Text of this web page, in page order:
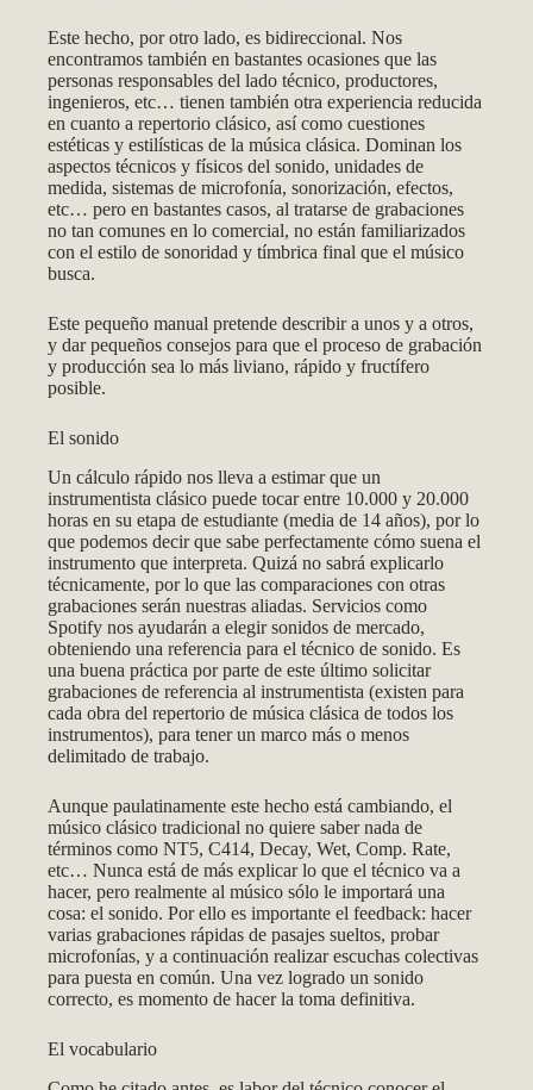
Este hecho, por otro lado, es bidireccional. Nos
encontramos también en bastantes ocasiones que las
personas responsables del lado técnico, productores,
ingenieros, etc… tienen también otra experiencia reducida
en cuanto a repertorio clásico, así como cuestiones
estéticas y estilísticas de la música clásica. Dominan los
aspectos técnicos y físicos del sonido, unidades de
medida, sistemas de microfonía, sonorización, efectos,
etc… pero en bastantes casos, al tratarse de grabaciones
no tan comunes en lo comercial, no están familiarizados
con el estilo de sonoridad y tímbrica final que el músico
busca.
Este pequeño manual pretende describir a unos y a otros,
y dar pequeños consejos para que el proceso de grabación
y producción sea lo más liviano, rápido y fructífero
posible.
El sonido
Un cálculo rápido nos lleva a estimar que un
instrumentista clásico puede tocar entre 10.000 y 20.000
horas en su etapa de estudiante (media de 14 años), por lo
que podemos decir que sabe perfectamente cómo suena el
instrumento que interpreta. Quizá no sabrá explicarlo
técnicamente, por lo que las comparaciones con otras
grabaciones serán nuestras aliadas. Servicios como
Spotify nos ayudarán a elegir sonidos de mercado,
obteniendo una referencia para el técnico de sonido. Es
una buena práctica por parte de este último solicitar
grabaciones de referencia al instrumentista (existen para
cada obra del repertorio de música clásica de todos los
instrumentos), para tener un marco más o menos
delimitado de trabajo.
Aunque paulatinamente este hecho está cambiando, el
músico clásico tradicional no quiere saber nada de
términos como NT5, C414, Decay, Wet, Comp. Rate,
etc… Nunca está de más explicar lo que el técnico va a
hacer, pero realmente al músico sólo le importará una
cosa: el sonido. Por ello es importante el feedback: hacer
varias grabaciones rápidas de pasajes sueltos, probar
microfonías, y a continuación realizar escuchas colectivas
para puesta en común. Una vez logrado un sonido
correcto, es momento de hacer la toma definitiva.
El vocabulario